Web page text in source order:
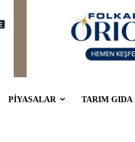
PİYASALAR TARIM GIDA